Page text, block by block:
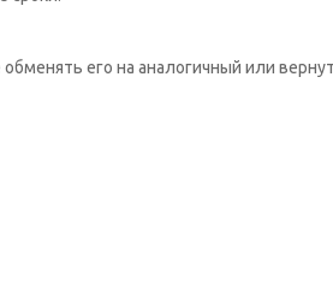
его на аналогичный или